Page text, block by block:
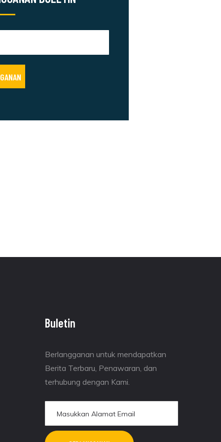
Buletin
Berlangganan untuk mendapatkan
Berita Terbaru, Penawaran, dan
terhubung dengan Kami.